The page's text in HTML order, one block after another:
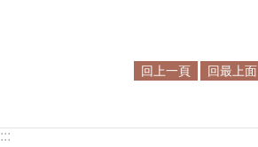
回上一頁 回最上面
:::